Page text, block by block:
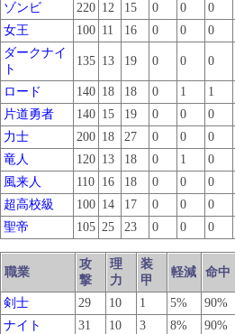
ゾンビ
220 12 15 0 0 0
女王
100 11 16 0 0 0
ダークナイ
ト
135 13 19 0 0 0
ロード 140 18 18 0 1 1
片道勇者
140 15 19 0 0 0
力士
200 18 27 0 0 0
竜人
120 13 18 0 1 0
風来人
110 16 18 0 0 0
超高校級
100 14 17 0 0 0
聖帝
105 25 23 0 0 0
職業
攻
撃
理
力
装
甲
軽減 命中
剣士
29 10 1 5% 90%
ナイト
31 10 3 8% 90%